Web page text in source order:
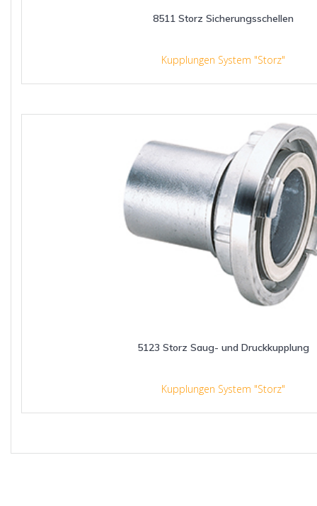
8511 Storz Sicherungsschellen
Kupplungen System "Storz"
5123 Storz Saug- und Druckkupplung
Kupplungen System "Storz"